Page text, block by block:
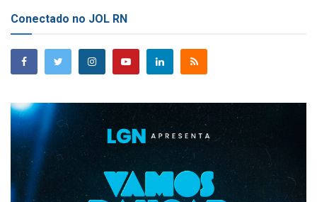
Conectado no JOL RN